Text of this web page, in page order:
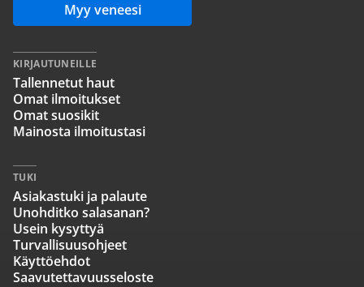
Myy veneesi
KIRJAUTUNEILLE
Tallennetut haut
Omat ilmoitukset
Omat suosikit
Mainosta ilmoitustasi
TUKI
Asiakastuki ja palaute
Unohditko salasanan?
Usein kysyttyä
Turvallisuusohjeet
Käyttöehdot
Saavutettavuusseloste